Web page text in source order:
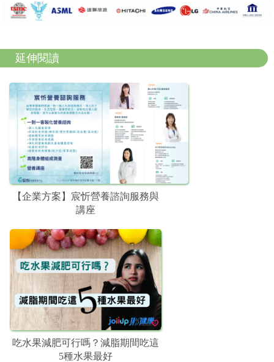
延伸閱讀
【企業方案】宸忻營養諮詢服務與
講座
吃水果減肥可行嗎？減脂期間吃這
5種水果最好